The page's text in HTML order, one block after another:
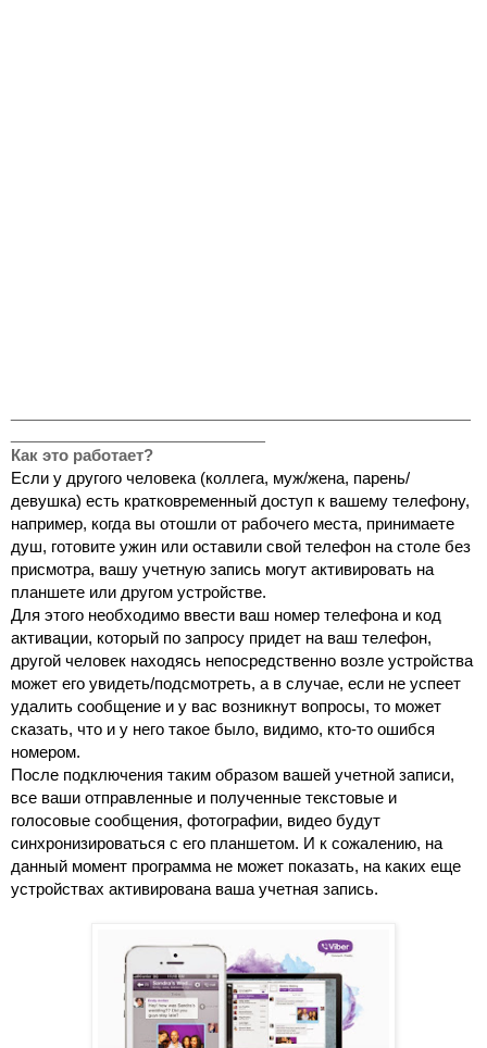
Как это работает?
Если у другого человека (коллега, муж/жена, парень/
девушка) есть кратковременный доступ к вашему телефону,
например, когда вы отошли от рабочего места, принимаете
душ, готовите ужин или оставили свой телефон на столе без
присмотра, вашу учетную запись могут активировать на
планшете или другом устройстве.
Для этого необходимо ввести ваш номер телефона и код
активации, который по запросу придет на ваш телефон,
другой человек находясь непосредственно возле устройства
может его увидеть/подсмотреть, а в случае, если не успеет
удалить сообщение и у вас возникнут вопросы, то может
сказать, что и у него такое было, видимо, кто-то ошибся
номером.
После подключения таким образом вашей учетной записи,
все ваши отправленные и полученные текстовые и
голосовые сообщения, фотографии, видео будут
синхронизироваться с его планшетом. И к сожалению, на
данный момент программа не может показать, на каких еще
устройствах активирована ваша учетная запись.